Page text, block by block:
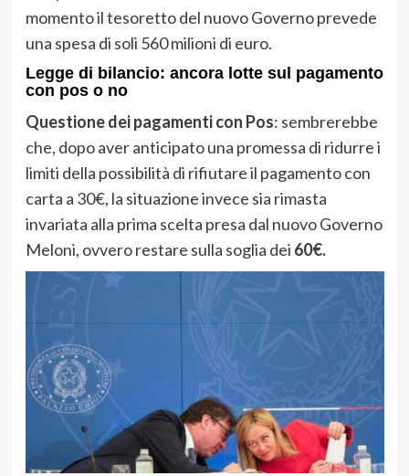
momento il tesoretto del nuovo Governo prevede
una spesa di soli 560 milioni di euro.
Legge di bilancio: ancora lotte sul pagamento
con pos o no
Questione dei pagamenti con Pos: sembrerebbe
che, dopo aver anticipato una promessa di ridurre i
limiti della possibilità di rifiutare il pagamento con
carta a 30€, la situazione invece sia rimasta
invariata alla prima scelta presa dal nuovo Governo
Meloni, ovvero restare sulla soglia dei 60€.